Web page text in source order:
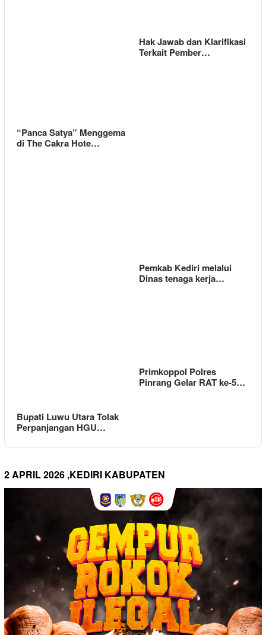
Hak Jawab dan Klarifikasi
Terkait Pember…
“Panca Satya” Menggema
di The Cakra Hote…
Pemkab Kediri melalui
Dinas tenaga kerja…
Bupati Luwu Utara Tolak
Perpanjangan HGU…
Primkoppol Polres
Pinrang Gelar RAT ke-5…
2 APRIL 2026 ,KEDIRI KABUPATEN